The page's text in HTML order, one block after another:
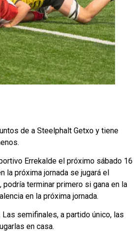
de a Steelphalt Getxo y tiene
Errekalde el próximo sábado 16
la próxima jornada se jugará el
terminar primero si gana en la
en la próxima jornada.
semifinales, a partido único, las
en casa.